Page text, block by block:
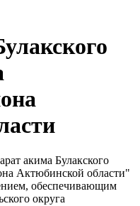
акима Булакского
Актюбинской области"
обеспечивающим
округа